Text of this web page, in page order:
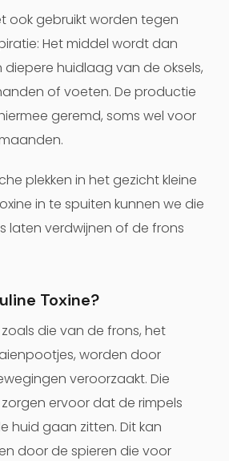
ook gebruikt worden tegen
Het middel wordt dan
huidlaag van de oksels,
of voeten. De productie
geremd, soms wel voor
plekken in het gezicht kleine
in te spuiten kunnen we die
laten verdwijnen of de frons
Toxine?
die van de frons, het
worden door
veroorzaakt. Die
ervoor dat de rimpels
huid gaan zitten. Dit kan
door de spieren die voor